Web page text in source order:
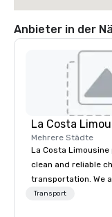
Anbieter in der
La Costa
Mehrere Städte
La Costa
clean and reliable
transportation. We
with highly trained
Transport